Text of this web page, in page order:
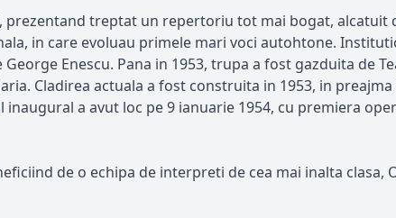
prezentand treptat un repertoriu tot mai bogat,
in care evoluau primele mari voci autohtone.
Enescu. Pana in 1953, trupa a fost gazduita de
Cladirea actuala a fost construita in 1953, in
a avut loc pe 9 ianuarie 1954, cu premiera
de o echipa de interpreti de cea mai inalta clasa,